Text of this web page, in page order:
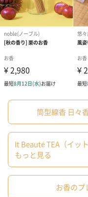
※ノンカフェイン
【長命草高麗人参】
若々しさのサポートや活
「長寿の島」として知ら
て育った長命草と、古く
然の恵みと伝統の力が織
※ノンカフェイン
筒型線香 日々
It Beauté TEA（イッ
もっと見る
お香のプ